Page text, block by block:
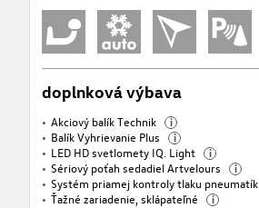
doplnková výbava
Akciový balík Technik i
Balík Vyhrievanie Plus i
LED HD svetlomety IQ. Light i
Sériový poťah sedadiel Artvelours i
Systém priamej kontroly tlaku pneumatík
Ťažné zariadenie, sklápateľné i